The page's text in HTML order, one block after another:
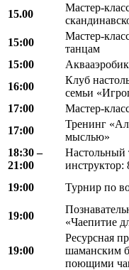
15.00
Мастер-
15:00
Мастер-
танцам
15:00
16:00
Клуб
семьи
17:00
Мастер-
17:00
Тренинг
мыслью»
18:30 –
21:00
Настольный
инструктор:
19:00 Турнир по
19:00
«Чаепитие
19:00
Ресурсная
шаманским
поющими